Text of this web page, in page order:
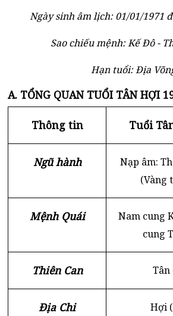
Ngày sinh âm lịch: 01/01/1971
Sao chiếu mệnh: Kế Đô -
Hạn tuổi: Địa
A. TỔNG QUAN TUỔI TÂN HỢI
Thông tin Tuổi
Ngũ hành
Nạp âm:
(Vàng
Mệnh Quái
Nam cung
cung
Thiên Can Tân
Địa Chi Hợi